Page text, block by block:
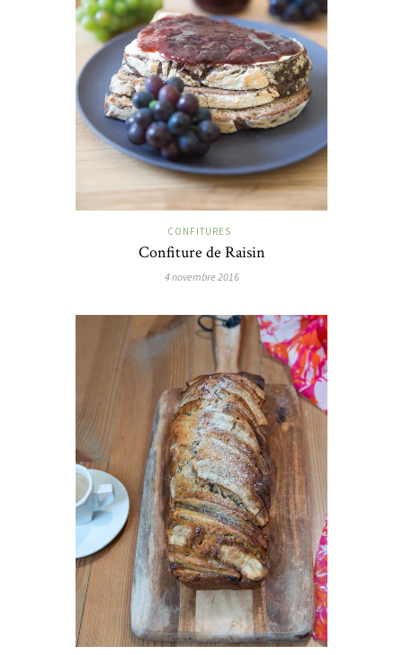
CONFITURES
Confiture de Raisin
4 novembre 2016